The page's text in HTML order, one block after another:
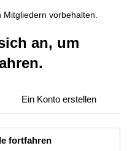
vorbehalten.
an, um
Ein Konto erstellen
fortfahren